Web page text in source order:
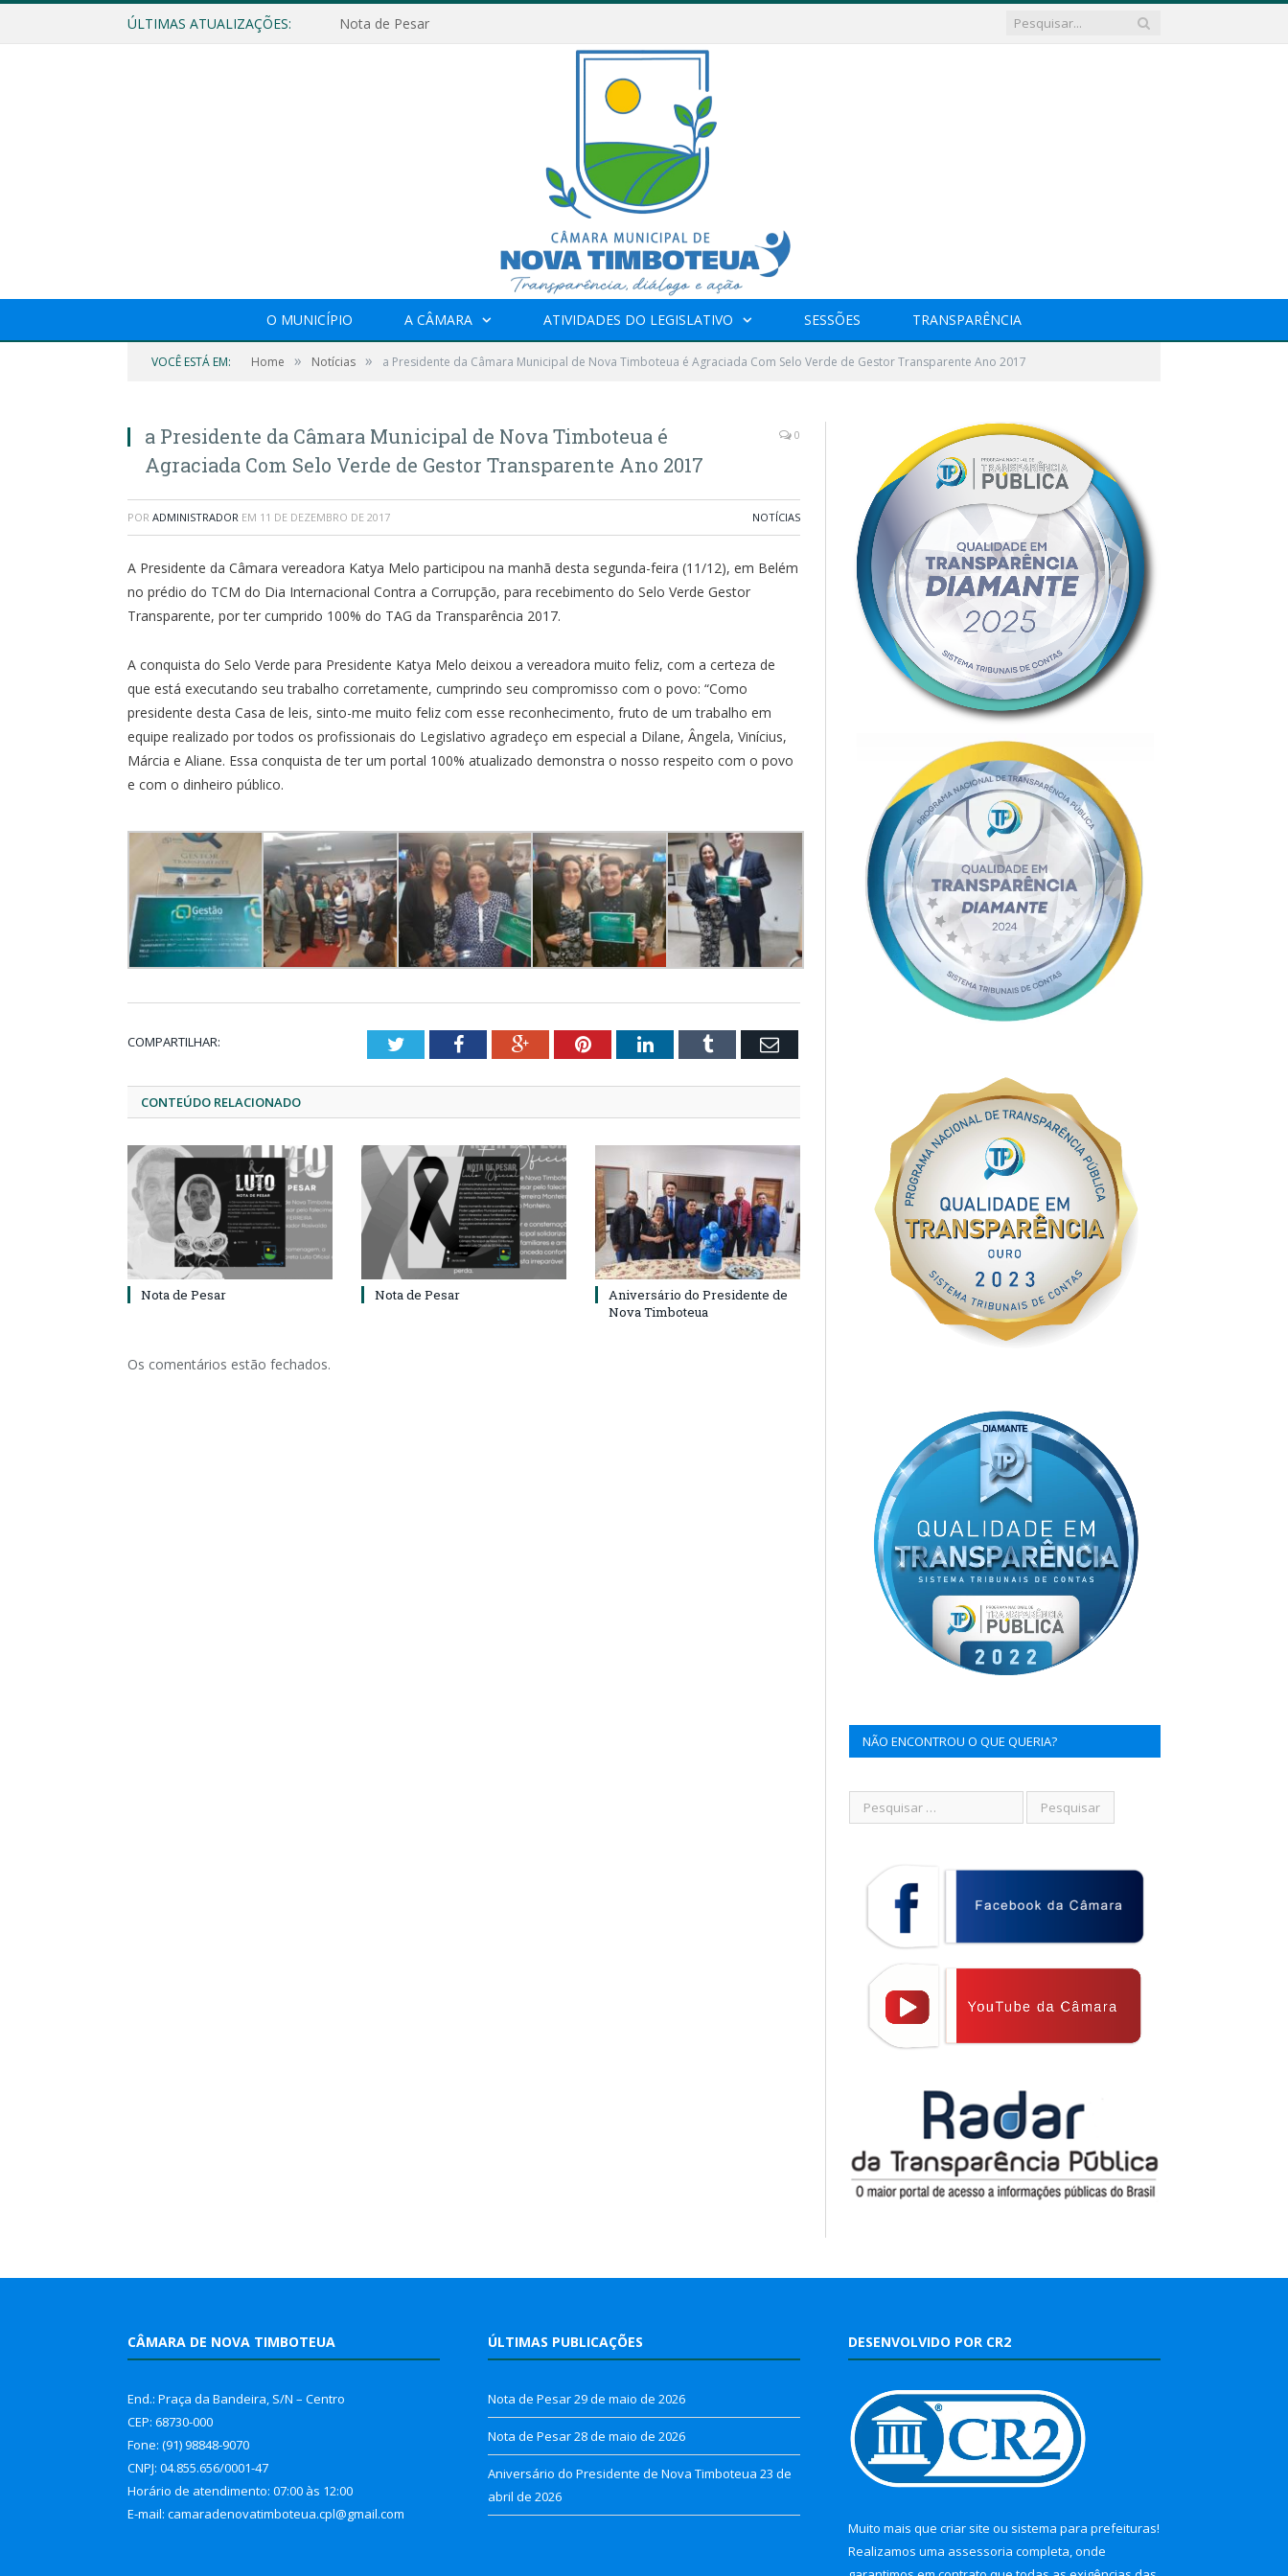
ÚLTIMAS ATUALIZAÇÕES: Nota de Pesar
O MUNICÍPIO A CÂMARA ATIVIDADES DO LEGISLATIVO SESSÕES TRANSPARÊNCIA
VOCÊ ESTÁ EM: Home » Notícias » a Presidente da Câmara Municipal de Nova Timboteua é Agraciada Com Selo Verde de Gestor Transparente Ano 2017
a Presidente da Câmara Municipal de Nova Timboteua é
Agraciada Com Selo Verde de Gestor Transparente Ano 2017
0
POR ADMINISTRADOR EM 11 DE DEZEMBRO DE 2017 NOTÍCIAS
A Presidente da Câmara vereadora Katya Melo participou na manhã desta segunda-feira (11/12), em Belém
no prédio do TCM do Dia Internacional Contra a Corrupção, para recebimento do Selo Verde Gestor
Transparente, por ter cumprido 100% do TAG da Transparência 2017.
A conquista do Selo Verde para Presidente Katya Melo deixou a vereadora muito feliz, com a certeza de
que está executando seu trabalho corretamente, cumprindo seu compromisso com o povo: “Como
presidente desta Casa de leis, sinto-me muito feliz com esse reconhecimento, fruto de um trabalho em
equipe realizado por todos os profissionais do Legislativo agradeço em especial a Dilane, Ângela, Vinícius,
Márcia e Aliane. Essa conquista de ter um portal 100% atualizado demonstra o nosso respeito com o povo
e com o dinheiro público.
COMPARTILHAR: TwitterFacebookGoogle+PinterestLinkedInTumblr Email
CONTEÚDO RELACIONADO
Nota de Pesar Nota de Pesar
Aniversário do Presidente de
Nova Timboteua
Os comentários estão fechados.
NÃO ENCONTROU O QUE QUERIA?
CÂMARA DE NOVA TIMBOTEUA
End.: Praça da Bandeira, S/N – Centro
CEP: 68730-000
Fone: (91) 98848-9070
CNPJ: 04.855.656/0001-47
Horário de atendimento: 07:00 às 12:00
E-mail: camaradenovatimboteua.cpl@gmail.com
ÚLTIMAS PUBLICAÇÕES
Nota de Pesar29 de maio de 2026
Nota de Pesar28 de maio de 2026
Aniversário do Presidente de Nova Timboteua 23 de
abril de 2026
DESENVOLVIDO POR CR2
Muito mais que criar site ou sistema para prefeituras!
Realizamos uma assessoria completa, onde